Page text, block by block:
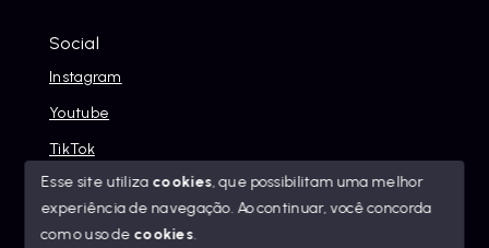
Social
Instagram
Youtube
TikTok
© Copyright 2026 - Alexandre Abreu Imóveis - Todos os
Esse site utiliza cookies, que possibilitam uma melhor
experiência de navegação.Ao continuar, você concorda
com o uso de cookies.